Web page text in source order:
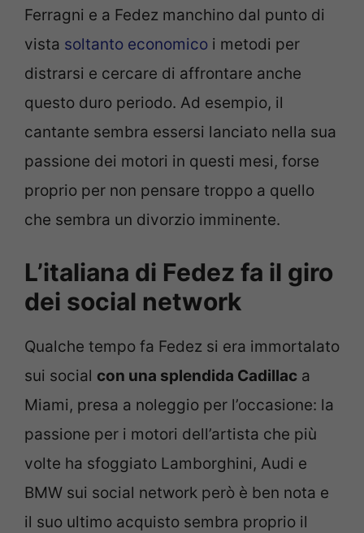
Ferragni e a Fedez manchino dal punto di
vista soltanto economico i metodi per
distrarsi e cercare di affrontare anche
questo duro periodo. Ad esempio, il
cantante sembra essersi lanciato nella sua
passione dei motori in questi mesi, forse
proprio per non pensare troppo a quello
che sembra un divorzio imminente.
L’italiana di Fedez fa il giro
dei social network
Qualche tempo fa Fedez si era immortalato
sui social con una splendida Cadillac a
Miami, presa a noleggio per l’occasione: la
passione per i motori dell’artista che più
volte ha sfoggiato Lamborghini, Audi e
BMW sui social network però è ben nota e
il suo ultimo acquisto sembra proprio il